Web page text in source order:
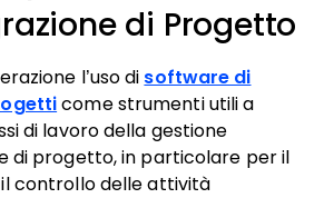
di Progetto
l’uso di software di
come strumenti utili a
di lavoro della gestione
di progetto, in particolare per il
controllo delle attività